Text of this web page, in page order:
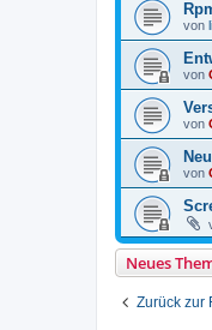
von
von
von
von
Neues
Zurück zur